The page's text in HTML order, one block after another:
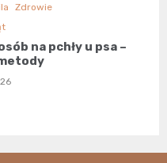
Zdrowie
na pchły u psa –